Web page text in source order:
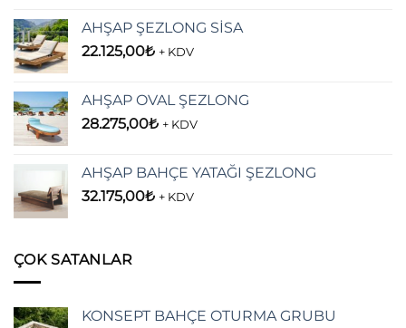
AHŞAP ŞEZLONG SİSA
22.125,00₺ + KDV
AHŞAP OVAL ŞEZLONG
28.275,00₺ + KDV
AHŞAP BAHÇE YATAĞI ŞEZLONG
32.175,00₺ + KDV
ÇOK SATANLAR
KONSEPT BAHÇE OTURMA GRUBU